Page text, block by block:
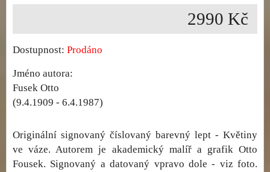
2990 Kč
Dostupnost: Prodáno
Jméno autora:
Fusek Otto
(9.4.1909 - 6.4.1987)
Originální signovaný číslovaný barevný lept - Květiny
ve váze. Autorem je akademický malíř a grafik Otto
Fousek. Signovaný a datovaný vpravo dole - viz foto.